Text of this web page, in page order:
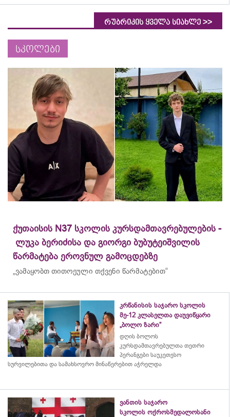
რუბრიკის ყველა სიახლე >>
სკოლები
ქუთაისის N37 სკოლის კურსდამთავრებულების -
ლუკა ბერიძისა და გიორგი ბუბუტეიშვილის
წარმატება ეროვნულ გამოცდებზე
„ვამაყობთ თითოეული თქვენი წარმატებით“
კრწანისის საჯარო სკოლის
მე-12 კლასელთა დაუვიწყარი
„ბოლო ზარი“
დღის ბოლოს
კურსდამთავრებულთა თეთრი
პერანგები საუკეთესო
სურვილებითა და სამახსოვრო მინაწერებით აჭრელდა
ვანთის საჯარო
სკოლის ოქროსმედალოსანი